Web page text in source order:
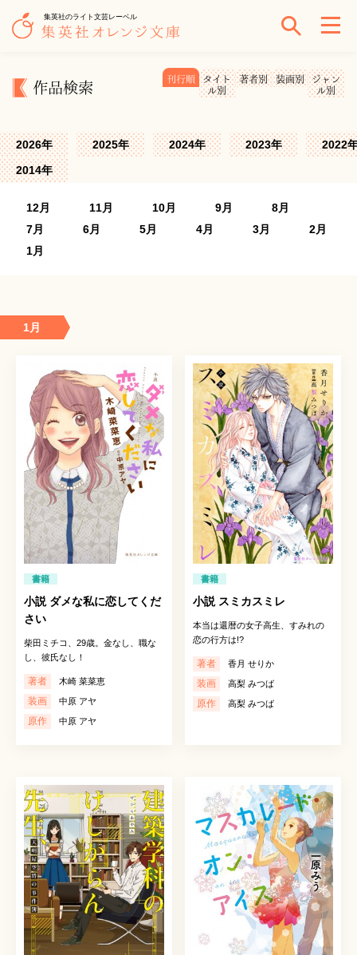
集英社のライト文芸レーベル
作品検索
刊行順
タイト
ル別
著者別 装画別
ジャン
ル別
2026年 2025年 2024年 2023年
2022
2014年
12月 11月 10月 9月
8月
7月
6月 5月 4月 3月
2月
1月
1月
書籍
小説 ダメな私に恋してくだ
さい
柴田ミチコ、29歳。金なし、職な
し、彼氏なし！
著者 木崎 菜菜恵
装画 中原 アヤ
原作 中原 アヤ
書籍
小説 スミカスミレ
本当は還暦の女子高生、すみれの
恋の行方は!?
著者 香月 せりか
装画 高梨 みつば
原作 高梨 みつば